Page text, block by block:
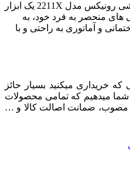
در نتیجه، دریل 13 میلی متری چکشی رونیکس مدل 2211X یک ابزار
های منحصر به فرد خود، به
و آماتوری به راحتی و با
خریداری میکنید بسیار حائز
شما میدهیم که تمامی محصولات
مصوب، ضمانت اصالت کالا و …